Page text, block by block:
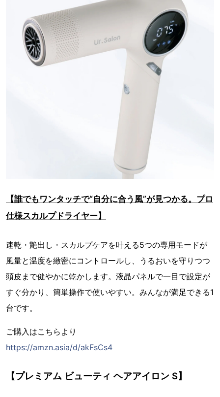
【誰でもワンタッチで“自分に合う風”が見つかる。プロ
仕様スカルプドライヤー】
速乾・艶出し・スカルプケアを叶える5つの専用モードが
風量と温度を緻密にコントロールし、うるおいを守りつつ
頭皮まで健やかに乾かします。液晶パネルで一目で設定が
すぐ分かり、簡単操作で使いやすい。みんなが満足できる1
台です。
ご購入はこちらより
https://amzn.asia/d/akFsCs4
【プレミアム ビューティ ヘアアイロン S】